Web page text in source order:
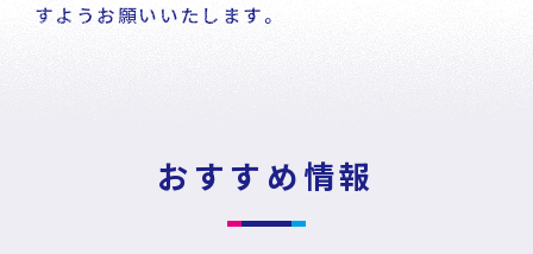
DECA Marketing Agent
すようお願いいたします。
おすすめ情報